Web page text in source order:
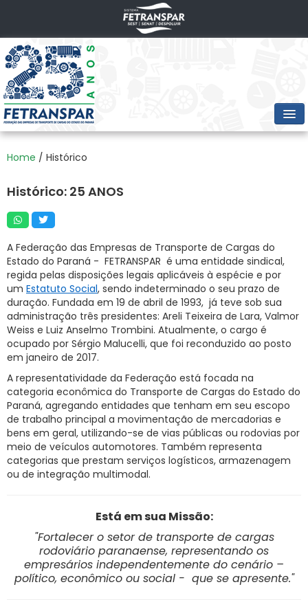
HISTÓRICO
VÍDEOS
IMAGENS
Home / Histórico
Histórico: 25 ANOS
A Federação das Empresas de Transporte de Cargas do
Estado do Paraná - FETRANSPAR é uma entidade sindical,
regida pelas disposições legais aplicáveis à espécie e por
um Estatuto Social, sendo indeterminado o seu prazo de
duração. Fundada em 19 de abril de 1993, já teve sob sua
administração três presidentes: Areli Teixeira de Lara, Valmor
Weiss e Luiz Anselmo Trombini. Atualmente, o cargo é
ocupado por Sérgio Malucelli, que foi reconduzido ao posto
em janeiro de 2017.
A representatividade da Federação está focada na
categoria econômica do Transporte de Cargas do Estado do
Paraná, agregando entidades que tenham em seu escopo
de trabalho principal a movimentação de mercadorias e
bens em geral, utilizando-se de vias públicas ou rodovias por
meio de veículos automotores. Também representa
categorias que prestam serviços logísticos, armazenagem
ou de integração multimodal.
Está em sua Missão:
"Fortalecer o setor de transporte de cargas
rodoviário paranaense, representando os
empresários independentemente do cenário –
político, econômico ou social - que se apresente."